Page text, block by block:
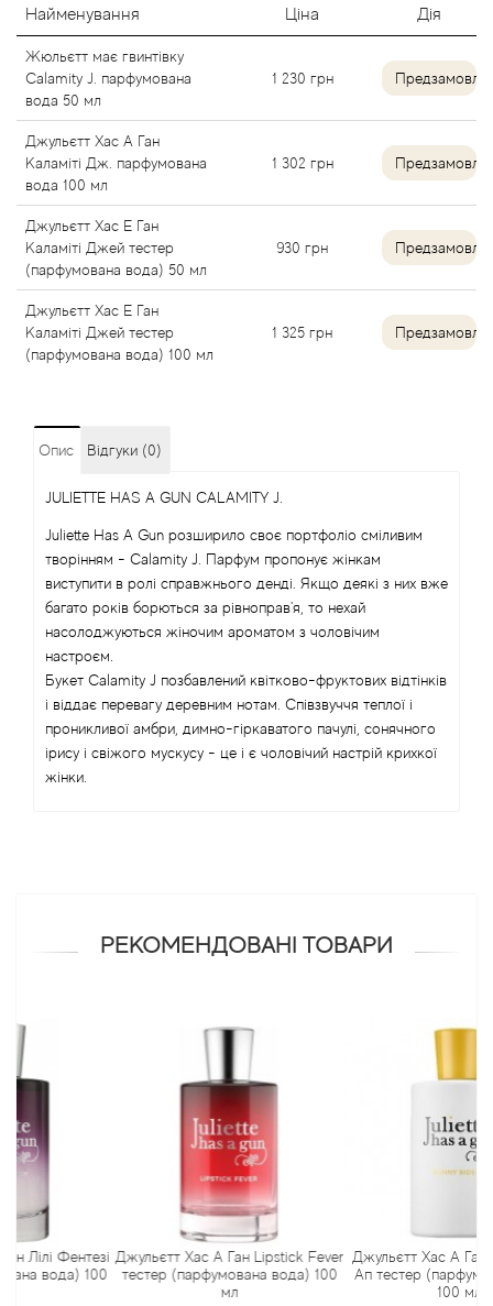
Найменування Ціна Дія
Жюльєтт має гвинтівку
Calamity J. парфумована
вода 50 мл
1 230 грн
Джульєтт Хас А Ган
Каламіті Дж. парфумована
вода 100 мл
1 302 грн
Джульєтт Хас Е Ган
Каламіті Джей тестер
(парфумована вода) 50 мл
930 грн
Джульєтт Хас Е Ган
Каламіті Джей тестер
(парфумована вода) 100 мл
1 325 грн
Опис Відгуки (0)
JULIETTE HAS A GUN CALAMITY J.
Juliette Has A Gun розширило своє портфоліо сміливим
творінням - Calamity J. Парфум пропонує жінкам
виступити в ролі справжнього денді. Якщо деякі з них вже
багато років борються за рівноправ'я, то нехай
насолоджуються жіночим ароматом з чоловічим
настроєм.
Букет Calamity J позбавлений квітково-фруктових відтінків
і віддає перевагу деревним нотам. Співзвуччя теплої і
проникливої амбри, димно-гіркаватого пачулі, сонячного
ірису і свіжого мускусу - це і є чоловічий настрій крихкої
жінки.
РЕКОМЕНДОВАНІ ТОВАРИ
100
Джульєтт Хас А Ган Lipstick Fever
тестер (парфумована вода) 100
Джульєтт Хас А Ган Санні
Ап тестер (парфумована
Alyson Oldoini
Alyssa Ashley
American Crew
Amouage
Amouroud
Andre L'Arom
Angel Schlesser
Annayake
Anne Fontaine
Annick Goutal
Antonia's Flowers
Antonio Banderas
Arabiyat
Aramis
Ariana Grande
Armaf
Armand Basi